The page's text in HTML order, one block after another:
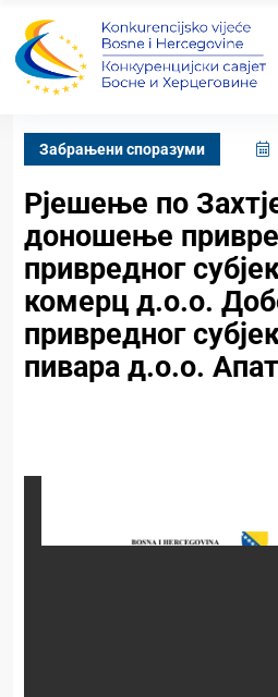
Забрањени споразуми
Рјешење по
доношење
привредног
комерц д.о.о.
привредног
пивара д.о.о.